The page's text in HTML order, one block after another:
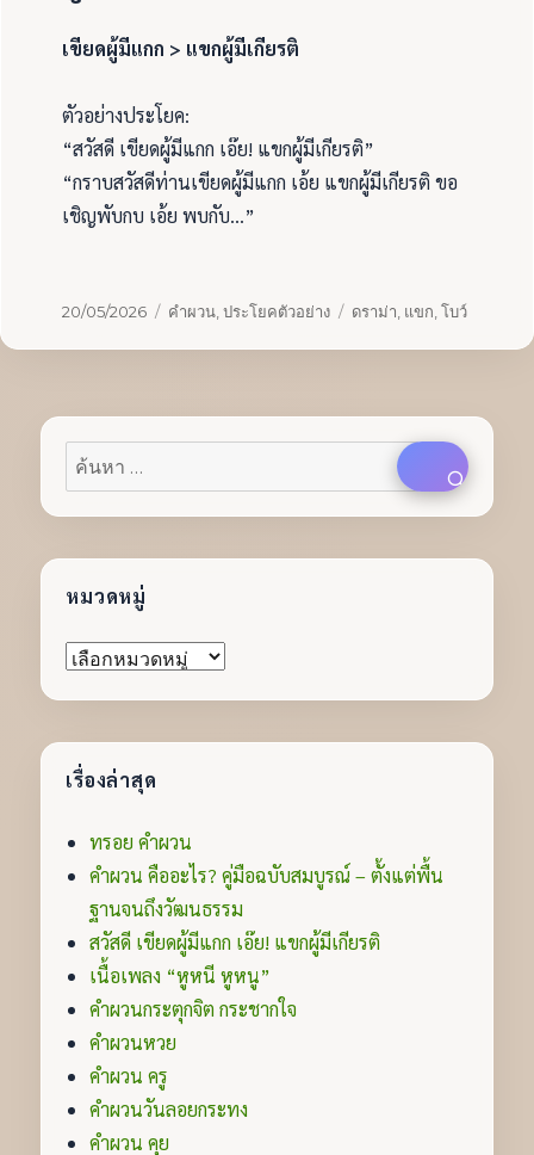
เขียดผู้มีแกก > แขกผู้มีเกียรติ
ตัวอย่างประโยค:
“สวัสดี เขียดผู้มีแกก เอ๊ย! แขกผู้มีเกียรติ”
“กราบสวัสดีท่านเขียดผู้มีแกก เอ้ย แขกผู้มีเกียรติ ขอ
เชิญพับกบ เอ้ย พบกับ…”
เขียน
20/05/2026
หมวด
คำผวน ,ประโยคตัวอย่าง
ป้าย
ดราม่า แขก ,โบว์
ค้นหา:
ค้นหา
หมวดหมู่
หมวด
เรื่องล่าสุด
ทรอย คำผวน
คำผวน คืออะไร? คู่มือฉบับสมบูรณ์ – ตั้งแต่พื้น
ฐานจนถึงวัฒนธรรม
สวัสดี เขียดผู้มีแกก เอ๊ย! แขกผู้มีเกียรติ
เนื้อเพลง “หูหนี หูหนู”
คำผวนกระตุกจิต กระชากใจ
คำผวนหวย
คำผวน ครู
คำผวนวันลอยกระทง
คำผวน คุย